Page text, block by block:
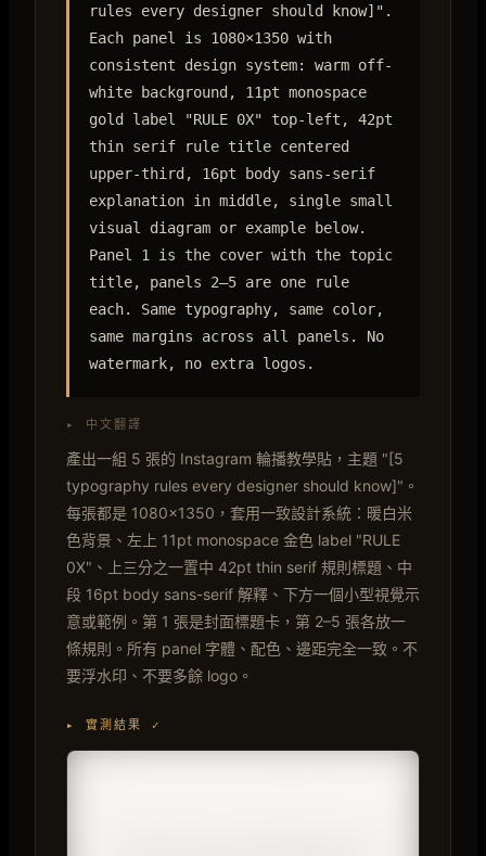
rules every designer should know]".
Each panel is 1080×1350 with
consistent design system: warm off-
white background, 11pt monospace
gold label "RULE 0X" top-left, 42pt
thin serif rule title centered
upper-third, 16pt body sans-serif
explanation in middle, single small
visual diagram or example below.
Panel 1 is the cover with the topic
title, panels 2–5 are one rule
each. Same typography, same color,
same margins across all panels. No
watermark, no extra logos.
▸ 中文翻譯
產出一組 5 張的 Instagram 輪播教學貼，主題 "[5
typography rules every designer should know]"。
每張都是 1080×1350，套用一致設計系統：暖白米
色背景、左上 11pt monospace 金色 label "RULE
0X"、上三分之一置中 42pt thin serif 規則標題、中
段 16pt body sans-serif 解釋、下方一個小型視覺示
意或範例。第 1 張是封面標題卡，第 2–5 張各放一
條規則。所有 panel 字體、配色、邊距完全一致。不
要浮水印、不要多餘 logo。
▸ 實測結果 ✓